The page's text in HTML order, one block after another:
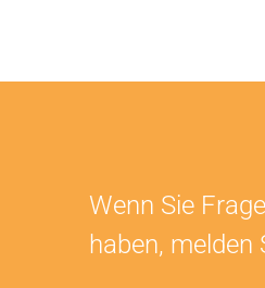
Wenn Sie
haben, melden